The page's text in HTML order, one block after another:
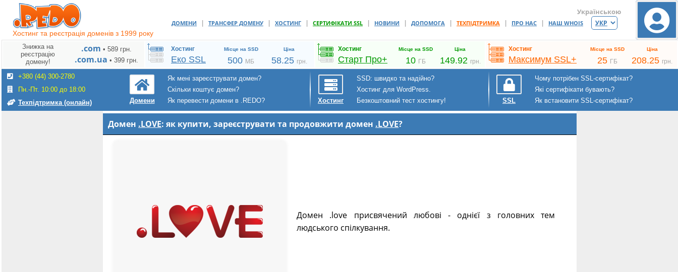
Хостинг та реєстрація доменів з 1999 року
ДОМЕНИ | ТРАНСФЕР ДОМЕНУ | ХОСТИНГ | СЕРТИФІКАТИ SSL | НОВИНИ | ДОПОМОГА | ТЕХПІДТРИМКА | ПРО НАС | НАШ WHOIS
Українською
Знижка на
реєстрацію
домену!
.com • 589 грн.
.com.ua • 399 грн.
Хостинг
Еко SSL
Місце на SSD Ціна
500 МБ 58.25 грн.
Хостинг
Старт Про+
Місце на SSD Ціна
10 ГБ 149.92 грн.
Хостинг
Максимум SSL+
Місце на SSD Ціна
25 ГБ 208.25 грн.
+380 (44) 300-2780
Пн.-Пт. 10:00 до 18:00
Техпідтримка (онлайн)
Домени
Як мені зареєструвати домен?
Скільки коштує домен?
Як перевести домени в .REDO?
Хостинг
SSD: швидко та надійно?
Хостинг для WordPress.
Безкоштовний тест хостингу!
SSL
Чому потрібен SSL-сертифікат?
Які сертифікати бувають?
Як встановити SSL-сертифікат?
Домен .LOVE: як купити, зареєструвати та продовжити домен .LOVE?
Домен .love присвячений любові - однієї з головних тем
людського спілкування.